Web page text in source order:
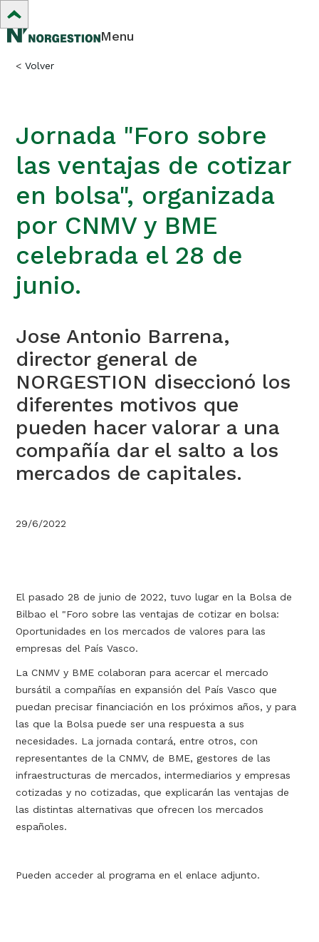
Menu
< Volver
Jornada "Foro sobre
las ventajas de cotizar
en bolsa", organizada
por CNMV y BME
celebrada el 28 de
junio.
Jose Antonio Barrena,
director general de
NORGESTION diseccionó los
diferentes motivos que
pueden hacer valorar a una
compañía dar el salto a los
mercados de capitales.
29/6/2022
El pasado 28 de junio de 2022, tuvo lugar en la Bolsa de
Bilbao el "Foro sobre las ventajas de cotizar en bolsa:
Oportunidades en los mercados de valores para las
empresas del País Vasco.
La CNMV y BME colaboran para acercar el mercado
bursátil a compañías en expansión del País Vasco que
puedan precisar financiación en los próximos años, y para
las que la Bolsa puede ser una respuesta a sus
necesidades. La jornada contará, entre otros, con
representantes de la CNMV, de BME, gestores de las
infraestructuras de mercados, intermediarios y empresas
cotizadas y no cotizadas, que explicarán las ventajas de
las distintas alternativas que ofrecen los mercados
españoles.
Pueden acceder al programa en el enlace adjunto.